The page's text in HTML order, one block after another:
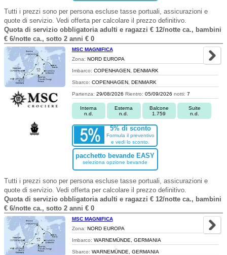
Tutti i prezzi sono per persona escluse tasse portuali, assicurazioni e
quote di servizio. Vedi offerta per calcolare il prezzo definitivo.
Quota di servizio obbligatoria adulti e ragazzi € 12/notte ca., bambini
€ 6/notte ca., sotto 2 anni € 0
MSC MAGNIFICA
Zona: NORD EUROPA
Imbarco: COPENHAGEN, DENMARK
Sbarco: COPENHAGEN, DENMARK
Partenza: 29/08/2026 Rientro: 05/09/2026 notti: 7
Interna
n.d.
Esterna
n.d.
Balcone
1.759
Suite
n.d.
5% di sconto
Formula il preventivo
e vedi lo sconto.
pacchetto bevande EASY
seleziona opzione bevande
Tutti i prezzi sono per persona escluse tasse portuali, assicurazioni e
quote di servizio. Vedi offerta per calcolare il prezzo definitivo.
Quota di servizio obbligatoria adulti e ragazzi € 12/notte ca., bambini
€ 6/notte ca., sotto 2 anni € 0
MSC MAGNIFICA
Zona: NORD EUROPA
Imbarco: WARNEMÜNDE, GERMANIA
Sbarco: WARNEMÜNDE, GERMANIA